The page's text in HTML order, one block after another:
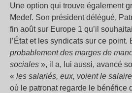
Une option qui trouve également
Medef. Son président délégué,
fin août sur Europe 1 qu’il
l’État et les syndicats sur ce point.
probablement des marges de
sociales », il a, lui aussi, avancé
« les salariés, eux, voient le
où le patronat regarde le bénéfice